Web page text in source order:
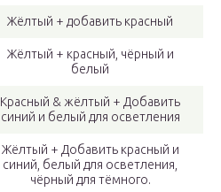
Жёлтый + добавить красный
Жёлтый + красный, чёрный и
белый
Красный & жёлтый + Добавить
синий и белый для осветления
Жёлтый + Добавить красный и
синий, белый для осветления,
чёрный для тёмного.